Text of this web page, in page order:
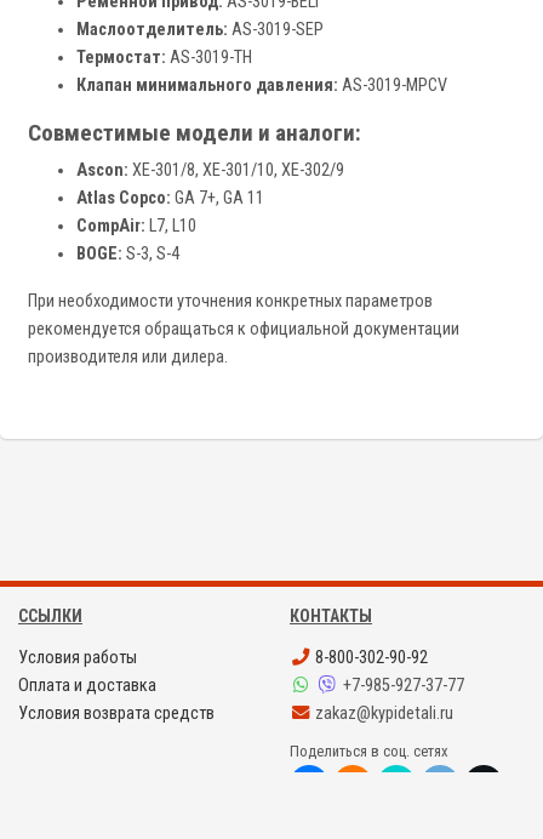
Маслоотделитель: AS-3019-SEP
Термостат: AS-3019-TH
Клапан минимального давления: AS-3019-MPCV
Совместимые модели и аналоги:
Ascon: XE-301/8, XE-301/10, XE-302/9
Atlas Copco: GA 7+, GA 11
CompAir: L7, L10
BOGE: S-3, S-4
При необходимости уточнения конкретных параметров
рекомендуется обращаться к официальной документации
производителя или дилера.
ССЫЛКИ
Условия работы
Оплата и доставка
Условия возврата средств
КОНТАКТЫ
8-800-302-90-92
+7-985-927-37-77
zakaz@kypidetali.ru
Поделиться в соц. сетях